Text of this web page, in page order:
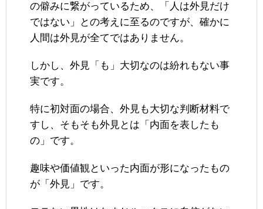
の僻みに繋がっているため、「人は外見だけ
ではない」との考えに至るのですが、確かに
人間は外見が全てではありません。
しかし、外見「も」大切なのは紛れもない事
実です。
特に初対面の場合、外見も大切な判断材料で
すし、そもそも外見とは「内面を表したも
の」です。
趣味や価値観といった内面が形になったもの
が「外見」です。